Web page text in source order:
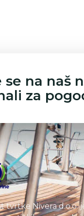
se na naš
za
tvrtke Nivera d.o.o.